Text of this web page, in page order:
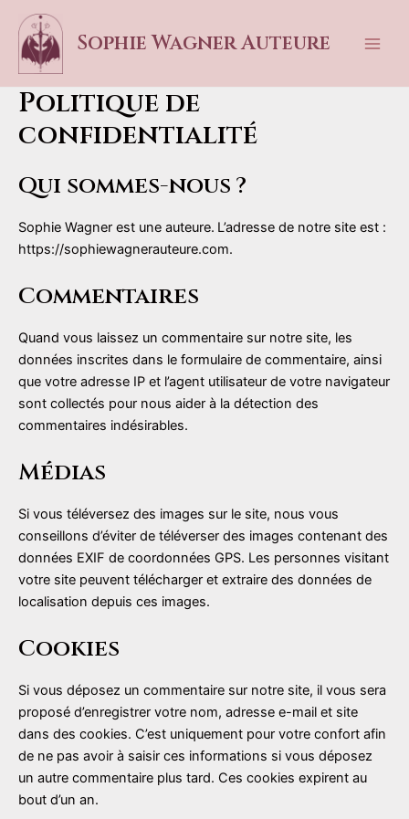
contenu
Sophie Wagner Auteure
Politique de
confidentialité
Qui sommes-nous ?
Sophie Wagner est une auteure. L’adresse de notre site est :
https://sophiewagnerauteure.com.
Commentaires
Quand vous laissez un commentaire sur notre site, les
données inscrites dans le formulaire de commentaire, ainsi
que votre adresse IP et l’agent utilisateur de votre navigateur
sont collectés pour nous aider à la détection des
commentaires indésirables.
Médias
Si vous téléversez des images sur le site, nous vous
conseillons d’éviter de téléverser des images contenant des
données EXIF de coordonnées GPS. Les personnes visitant
votre site peuvent télécharger et extraire des données de
localisation depuis ces images.
Cookies
Si vous déposez un commentaire sur notre site, il vous sera
proposé d’enregistrer votre nom, adresse e-mail et site
dans des cookies. C’est uniquement pour votre confort afin
de ne pas avoir à saisir ces informations si vous déposez
un autre commentaire plus tard. Ces cookies expirent au
bout d’un an.